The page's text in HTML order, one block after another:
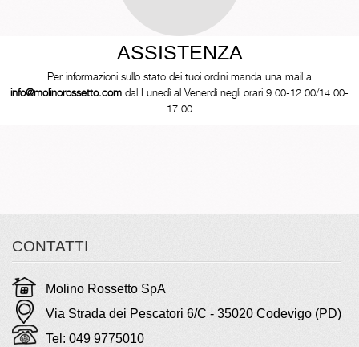
ASSISTENZA
Per informazioni sullo stato dei tuoi ordini manda una mail a
info@molinorossetto.com dal Lunedì al Venerdì negli orari 9.00-12.00/14.00-
17.00
CONTATTI
Molino Rossetto SpA
Via Strada dei Pescatori 6/C - 35020 Codevigo (PD)
Tel: 049 9775010